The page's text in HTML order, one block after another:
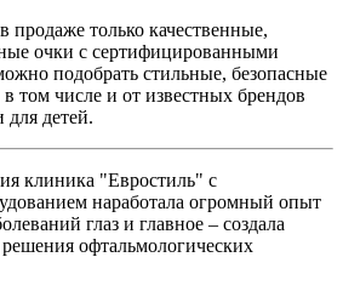
только качественные,
очки с сертифицированными
подобрать стильные, безопасные
том числе и от известных брендов
для детей.
клиника "Евростиль" с
наработала огромный опыт
глаз и главное – создала
офтальмологических